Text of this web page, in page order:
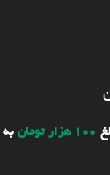
100 هزار تومان
به